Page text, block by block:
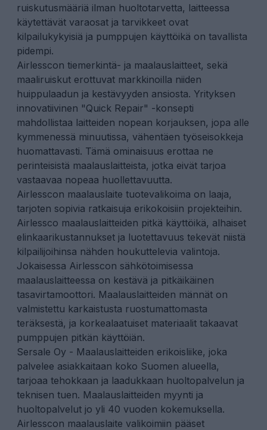
ruiskutusmääriä ilman huoltotarvetta, laitteessa
käytettävät varaosat ja tarvikkeet ovat
kilpailukykyisiä ja pumppujen käyttöikä on tavallista
pidempi.
Airlesscon tiemerkintä- ja maalauslaitteet, sekä
maaliruiskut erottuvat markkinoilla niiden
huippulaadun ja kestävyyden ansiosta. Yrityksen
innovatiivinen "Quick Repair" -konsepti
mahdollistaa laitteiden nopean korjauksen, jopa alle
kymmenessä minuutissa, vähentäen työseisokkeja
huomattavasti. Tämä ominaisuus erottaa ne
perinteisistä maalauslaitteista, jotka eivät tarjoa
vastaavaa nopeaa huollettavuutta.
Airlesscon maalauslaite tuotevalikoima on laaja,
tarjoten sopivia ratkaisuja erikokoisiin projekteihin.
Airlessco maalauslaitteiden pitkä käyttöikä, alhaiset
elinkaarikustannukset ja luotettavuus tekevät niistä
kilpailijoihinsa nähden houkuttelevia valintoja.
Jokaisessa Airlesscon sähkötoimisessa
maalauslaitteessa on kestävä ja pitkäikäinen
tasavirtamoottori. Maalauslaitteiden männät on
valmistettu karkaistusta ruostumattomasta
teräksestä, ja korkealaatuiset materiaalit takaavat
pumppujen pitkän käyttöiän.
Sersale Oy - Maalauslaitteiden erikoisliike, joka
palvelee asiakkaitaan koko Suomen alueella,
tarjoaa tehokkaan ja laadukkaan huoltopalvelun ja
teknisen tuen. Maalauslaitteiden myynti ja
huoltopalvelut jo yli 40 vuoden kokemuksella.
Airlesscon maalauslaite valikoimiin pääset